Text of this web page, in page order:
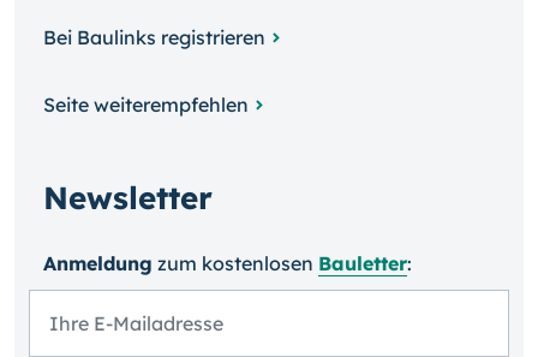
Bei Baulinks registrieren
Seite weiterempfehlen
Newsletter
Anmeldung zum kosten­losen Bauletter: